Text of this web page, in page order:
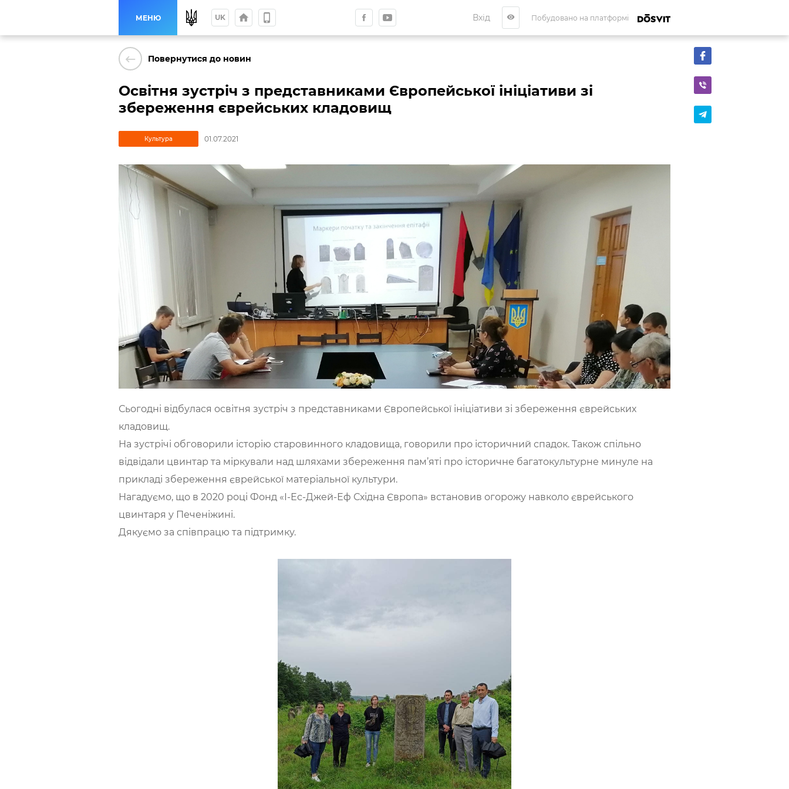
МЕНЮ UK home phone_iphone Вхід visibility Побудовано на платформі
keyboard_backspace Повернутися до новин
Освітня зустріч з представниками Європейської ініціативи зі
збереження єврейських кладовищ
Культура 01.07.2021
Сьогодні відбулася освітня зустріч з представниками Європейської ініціативи зі збереження єврейських
кладовищ.
На зустрічі обговорили історію старовинного кладовища, говорили про історичний спадок. Також спільно
відвідали цвинтар та міркували над шляхами збереження пам’яті про історичне багатокультурне минуле на
прикладі збереження єврейської матеріальної культури.
Нагадуємо, що в 2020 році Фонд «І-Ес-Джей-Еф Східна Європа» встановив огорожу навколо єврейського
цвинтаря у Печеніжині.
Дякуємо за співпрацю та підтримку.